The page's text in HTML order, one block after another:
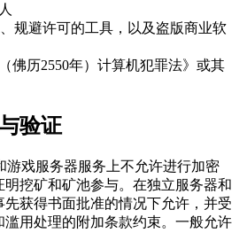
规避许可的工具，以及盗版商业软
佛历2550年）计算机犯罪法》或其
验证
游戏服务器服务上不允许进行加密
挖矿和矿池参与。在独立服务器和
获得书面批准的情况下允许，并受
用处理的附加条款约束。一般允许